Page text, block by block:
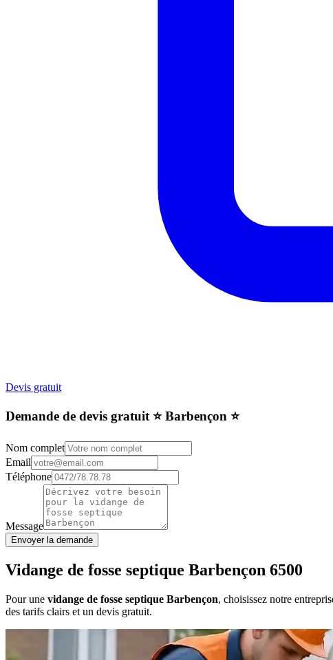
Devis gratuit
Demande de devis gratuit ⭐️ Barbençon ⭐️
Nom complet
Email
Téléphone
Message
Envoyer la demande
Vidange de fosse septique Barbençon 6500
Pour une vidange de fosse septique Barbençon, choisissez notre
des tarifs clairs et un devis gratuit.